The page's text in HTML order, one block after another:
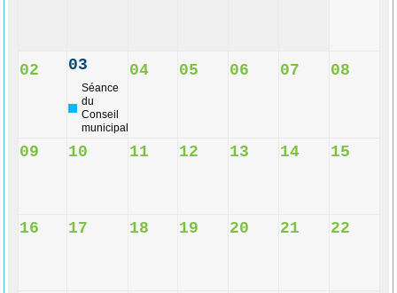
02 03
Séance
du
Conseil
municipal
04 05 06 07 08
09 10 11 12 13 14 15
16 17 18 19 20 21 22